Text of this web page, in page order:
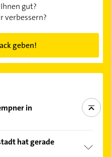
gut?
verbessern?
geben!
in
Sie von den
hat gerade